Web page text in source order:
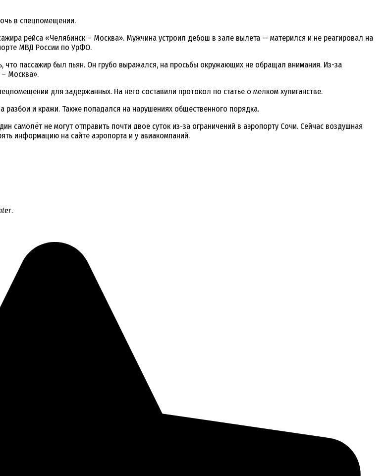
в спецпомещении.
рейса «Челябинск – Москва». Мужчина устроил дебош в зале вылета — матерился и не реагировал на
МВД России по УрФО.
что пассажир был пьян. Он грубо выражался, на просьбы окружающих не обращал внимания. Из-за
– Москва».
для задержанных. На него составили протокол по статье о мелком хулиганстве.
разбои и кражи. Также попадался на нарушениях общественного порядка.
самолёт не могут отправить почти двое суток из-за ограничений в аэропорту Сочи. Сейчас воздушная
информацию на сайте аэропорта и у авиакомпаний.
.